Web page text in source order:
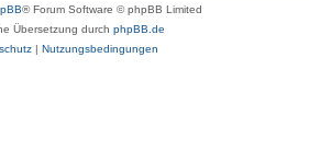
® Forum Software © phpBB Limited
Übersetzung durch phpBB.de
| Nutzungsbedingungen